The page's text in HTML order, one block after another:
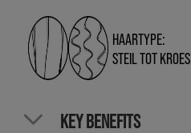
HAARTYPE:
STEIL TOT KROES
KEY BENEFITS